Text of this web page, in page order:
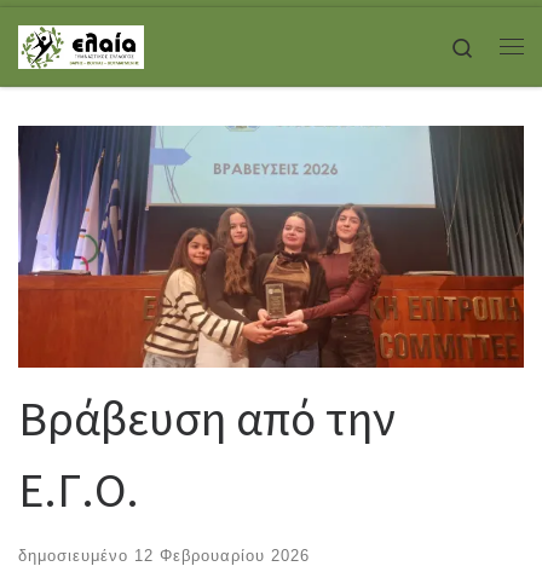
Skip to content
Search
Βράβευση από την
Ε.Γ.Ο.
δημοσιευμένο 12 Φεβρουαρίου 2026